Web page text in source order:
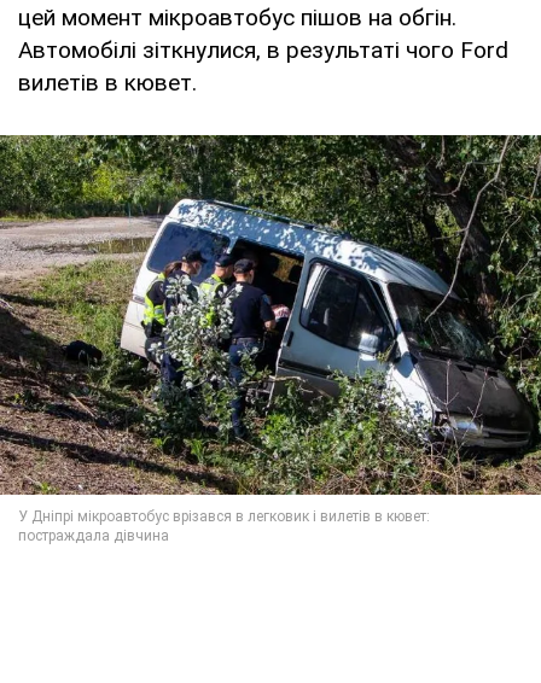
цей момент мікроавтобус пішов на обгін.
Автомобілі зіткнулися, в результаті чого Ford
вилетів в кювет.